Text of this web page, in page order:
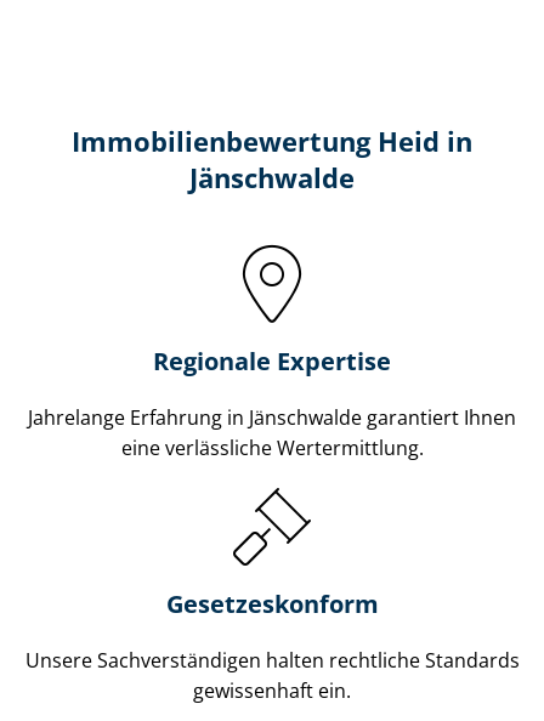
Immobilien­bewertung Heid in
Jänschwalde
Regionale Expertise
Jahrelange Erfahrung in Jänschwalde garantiert Ihnen
eine verlässliche Wertermittlung.
Gesetzes­konform
Unsere Sach­ver­stän­di­gen halten rechtliche Standards
gewissenhaft ein.